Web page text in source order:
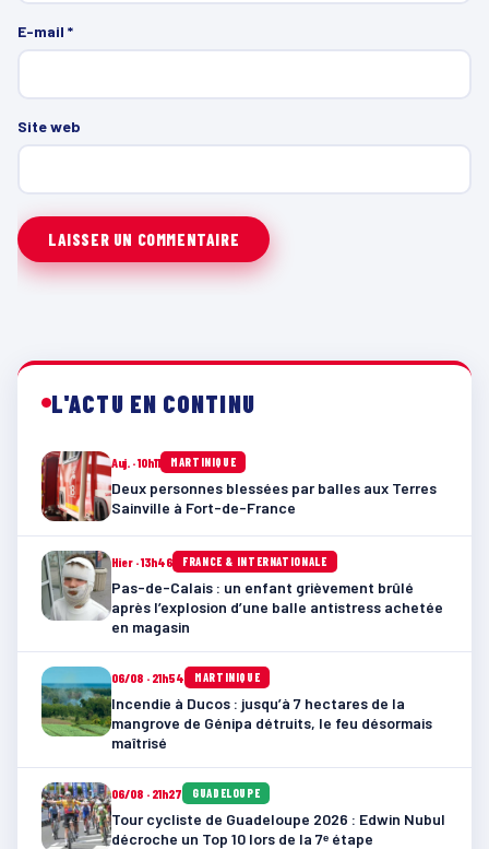
E-mail *
Site web
L'ACTU EN CONTINU
Auj. · 10h11 MARTINIQUE
Deux personnes blessées par balles aux Terres
Sainville à Fort-de-France
Hier · 13h46 FRANCE & INTERNATIONALE
Pas-de-Calais : un enfant grièvement brûlé
après l’explosion d’une balle antistress achetée
en magasin
06/08 · 21h54 MARTINIQUE
Incendie à Ducos : jusqu’à 7 hectares de la
mangrove de Génipa détruits, le feu désormais
maîtrisé
06/08 · 21h27 GUADELOUPE
Tour cycliste de Guadeloupe 2026 : Edwin Nubul
décroche un Top 10 lors de la 7ᵉ étape